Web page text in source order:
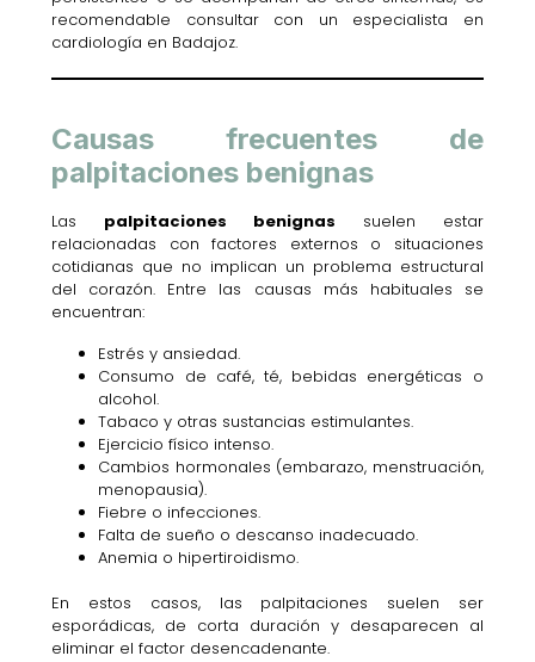
recomendable consultar con un especialista en
cardiología en Badajoz.
Causas frecuentes de
palpitaciones benignas
Las palpitaciones benignas suelen estar
relacionadas con factores externos o situaciones
cotidianas que no implican un problema estructural
del corazón. Entre las causas más habituales se
encuentran:
Estrés y ansiedad.
Consumo de café, té, bebidas energéticas o
alcohol.
Tabaco y otras sustancias estimulantes.
Ejercicio físico intenso.
Cambios hormonales (embarazo, menstruación,
menopausia).
Fiebre o infecciones.
Falta de sueño o descanso inadecuado.
Anemia o hipertiroidismo.
En estos casos, las palpitaciones suelen ser
esporádicas, de corta duración y desaparecen al
eliminar el factor desencadenante.